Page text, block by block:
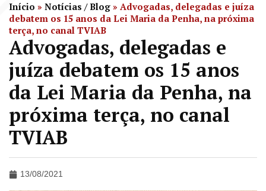
Início » Notícias / Blog » Advogadas, delegadas e juíza
debatem os 15 anos da Lei Maria da Penha, na próxima
terça, no canal TVIAB
Advogadas, delegadas e
juíza debatem os 15 anos
da Lei Maria da Penha, na
próxima terça, no canal
TVIAB
13/08/2021